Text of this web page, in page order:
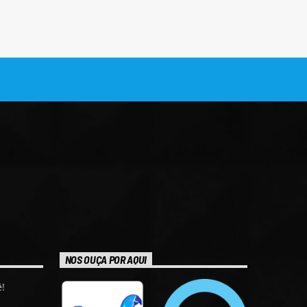
NOS OUÇA POR AQUI